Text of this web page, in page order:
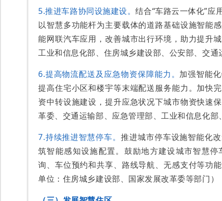
5.推进车路协同设施建设。结合“车路云一体化”应
以智慧多功能杆为主要载体的道路基础设施智能
能网联汽车应用，改善城市出行环境，助力提升
工业和信息化部、住房城乡建设部、公安部、交
6.提高物流配送及应急物资保障能力。 加强智能
提高住宅小区和楼宇等末端配送服务能力。加快
资中转设施建设，提升应急状况下城市物资快速
革委、交通运输部、应急管理部、工业和信息化
7.持续推进智慧停车。 推进城市停车设施智能化
筑智能感知设施配置。鼓励地方建设城市智慧
询、车位预约和共享、路线导航、无感支付等功
单位：住房城乡建设部、国家发展改革委等部门）